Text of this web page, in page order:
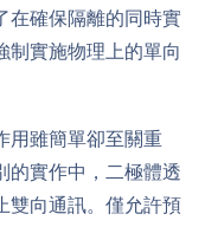
在確保隔離的同時實
制實施物理上的單向
用雖簡單卻至關重
的實作中，二極體透
雙向通訊。僅允許預